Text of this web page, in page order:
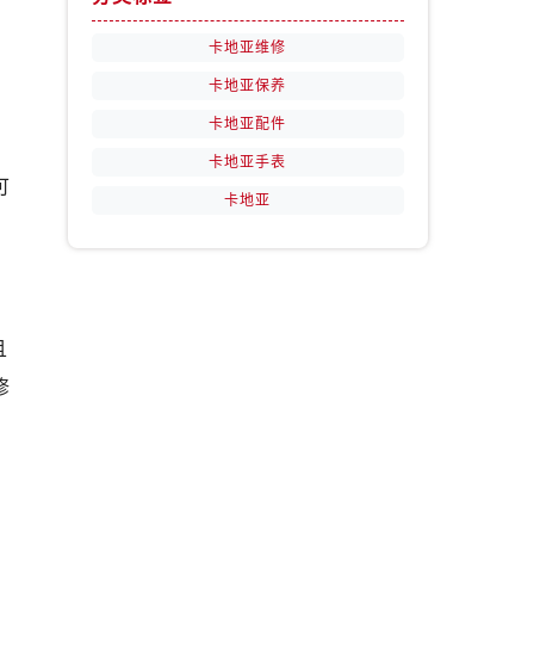
卡地亚维修
卡地亚保养
卡地亚配件
卡地亚手表
卡地亚